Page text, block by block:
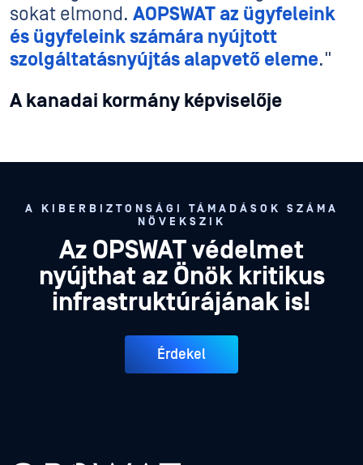
sokat elmond. AOPSWAT az ügyfeleink
és ügyfeleink számára nyújtott
szolgáltatásnyújtás alapvető eleme."
A kanadai kormány képviselője
A KIBERBIZTONSÁGI TÁMADÁSOK SZÁMA
NÖVEKSZIK
Az OPSWAT védelmet
nyújthat az Önök kritikus
infrastruktúrájának is!
Érdekel